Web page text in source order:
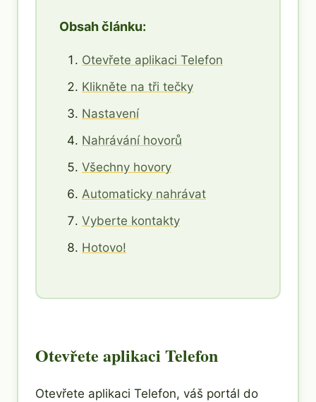
Obsah článku:
Otevřete aplikaci Telefon
Klikněte na tři tečky
Nastavení
Nahrávání hovorů
Všechny hovory
Automaticky nahrávat
Vyberte kontakty
Hotovo!
Otevřete aplikaci Telefon
Otevřete aplikaci Telefon, váš portál do